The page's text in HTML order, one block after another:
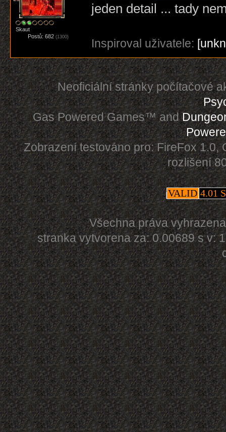
Skaut
Postů: 682(1300)
jeden detail ... tady
Inspiroval uživatele:
Neoficiální stránky počítačové
Gas Powered Games™ and
Zobrazení testováno pro: FireFox 1.0,
rozlišení
VALID 4.01
Všechna práva
stranka vytvorena za: 0.00689 s v: